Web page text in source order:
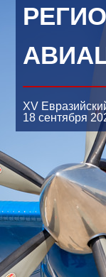
XV
18 сентября